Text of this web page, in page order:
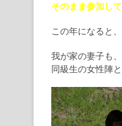
そのまま参加し
この年になると
我が家の妻子も
同級生の女性陣